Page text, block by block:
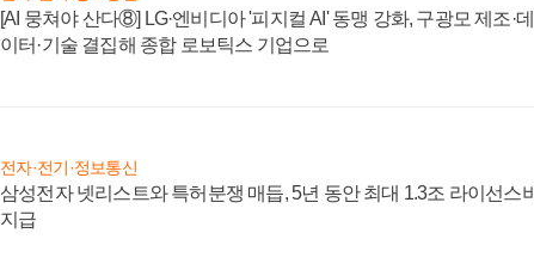
[AI 뭉쳐야 산다⑧] LG·엔비디아 '피지컬 AI' 동맹 강화, 구광모 제조·데
이터·기술 결집해 종합 로보틱스 기업으로
전자·전기·정보통신
삼성전자 넷리스트와 특허분쟁 매듭, 5년 동안 최대 1.3조 라이선스비
지급